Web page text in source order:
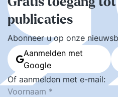
publicaties
Abonneer u op onze
Aanmelden met
Google
Of aanmelden met e-mail:
Voornaam